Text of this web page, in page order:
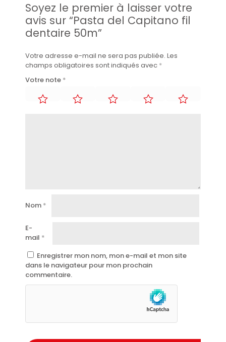
Soyez le premier à laisser votre
avis sur “Pasta del Capitano fil
dentaire 50m”
Votre adresse e-mail ne sera pas publiée. Les
champs obligatoires sont indiqués avec *
Votre note *
Nom *
E-
mail *
Enregistrer mon nom, mon e-mail et mon site
dans le navigateur pour mon prochain
commentaire.